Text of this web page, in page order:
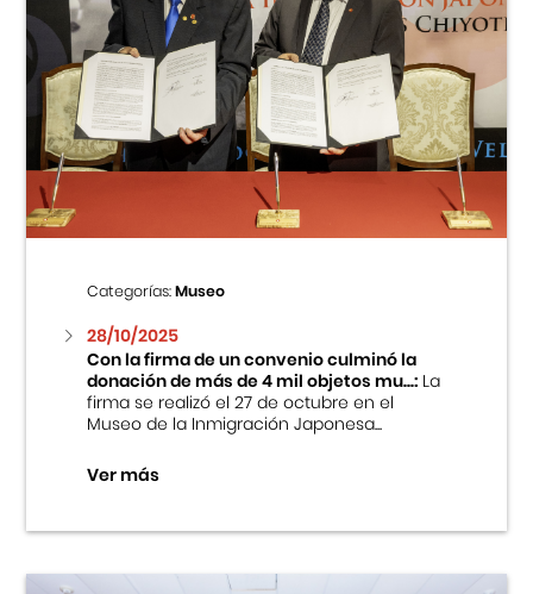
Categorías:Museo
28/10/2025
Con la firma de un convenio culminó la
donación de más de 4 mil objetos mu...:La
firma se realizó el 27 de octubre en el
Museo de la Inmigración Japonesa...
Ver más